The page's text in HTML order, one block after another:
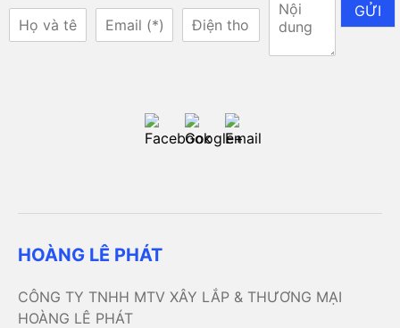
GỬI
HOÀNG LÊ PHÁT
CÔNG TY TNHH MTV XÂY LẮP & THƯƠNG MẠI
HOÀNG LÊ PHÁT